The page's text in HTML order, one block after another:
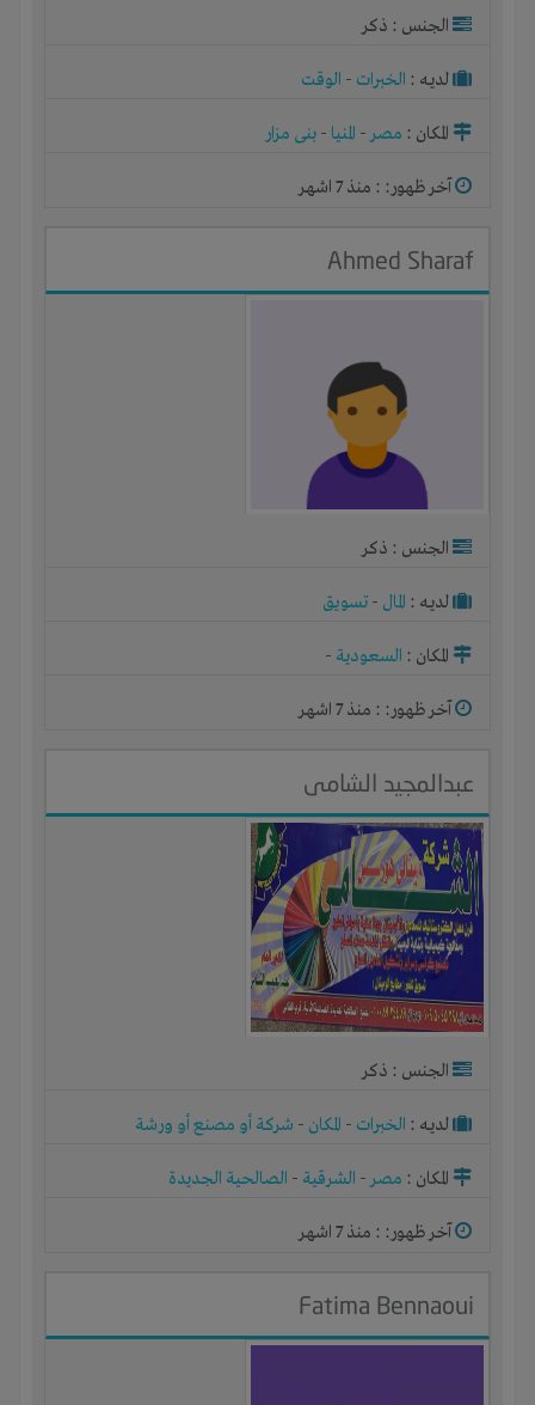
الجنس : ذكر
لديـه : الخبرات - الوقت
المكان : مصر- المنيا - بنى مزار
آخر ظهور: : منذ 7 اشهر
Ahmed Sharaf
الجنس : ذكر
لديـه : المال - تسويق
المكان : السعودية -
آخر ظهور: : منذ 7 اشهر
عبدالمجيد الشامى
الجنس : ذكر
لديـه : الخبرات - المكان - شركة أو مصنع أو ورشة
المكان : مصر- الشرقية - الصالحية الجديدة
آخر ظهور: : منذ 7 اشهر
Fatima Bennaoui